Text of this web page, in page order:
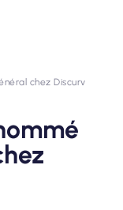
chez Discurv